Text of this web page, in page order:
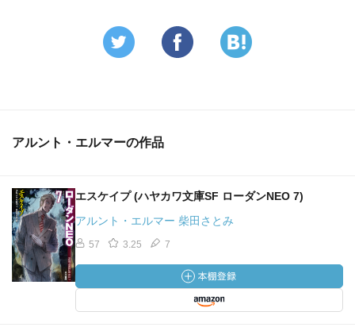
アルント・エルマーの作品
エスケイプ (ハヤカワ文庫SF ローダンNEO 7)
アルント・エルマー 柴田さとみ
57 3.25 7